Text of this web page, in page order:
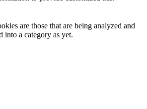
are those that are being analyzed and
into a category as yet.